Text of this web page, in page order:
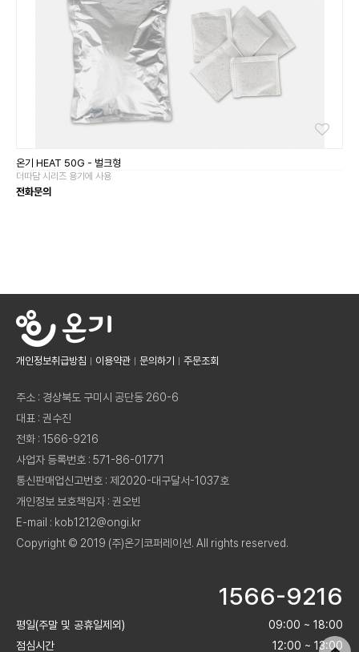
온기 HEAT 50G - 벌크형
더따담 시리즈 용기에 사용
전화문의
개인정보취급방침 이용약관 문의하기 주문조회
주소 : 경상북도 구미시 공단동 260-6
대표 : 권수진
전화 : 1566-9216
사업자 등록번호 : 571-86-01771
통신판매업신고번호 : 제2020-대구달서-1037호
개인정보 보호책임자 : 권오빈
E-mail : kob1212@ongi.kr
Copyright © 2019 (주)온기코퍼레이션. All rights reserved.
1566-9216
평일(주말 및 공휴일제외)
09:00 ~ 18:00
점심시간
12:00 ~ 13:00